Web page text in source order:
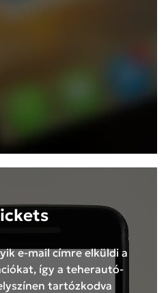
e-mail címre elküldi a
így a teherautó-
tartózkodva